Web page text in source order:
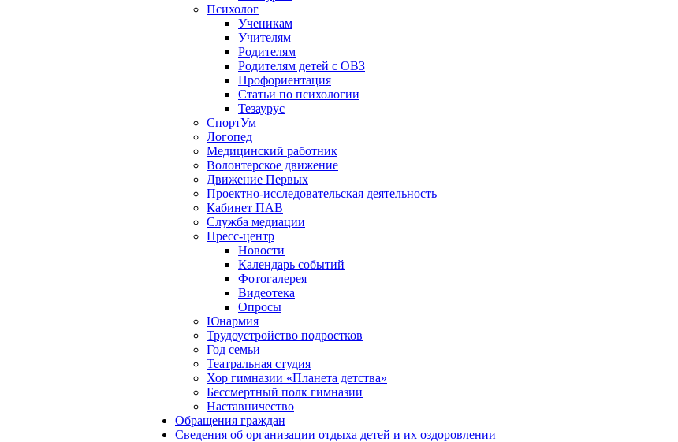
Психолог
Ученикам
Учителям
Родителям
Родителям детей с ОВЗ
Профориентация
Статьи по психологии
Тезаурус
СпортУм
Логопед
Медицинский работник
Волонтерское движение
Движение Первых
Проектно-исследовательская деятельность
Кабинет ПАВ
Служба медиации
Пресс-центр
Новости
Календарь событий
Фотогалерея
Видеотека
Опросы
Юнармия
Трудоустройство подростков
Год семьи
Театральная студия
Хор гимназии «Планета детства»
Бессмертный полк гимназии
Наставничество
Обращения граждан
Сведения об организации отдыха детей и их оздоровлении